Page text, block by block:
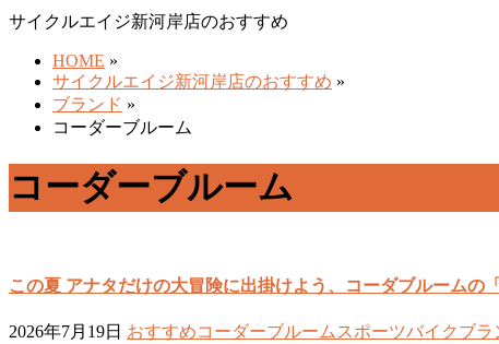
サイクルエイジ新河岸店のおすすめ
HOME »
サイクルエイジ新河岸店のおすすめ »
ブランド »
コーダーブルーム
コーダーブルーム
この夏 アナタだけの大冒険に出掛けよう、コーダブルームの
2026年7月19日 おすすめコーダーブルーム スポーツバイク ブラ